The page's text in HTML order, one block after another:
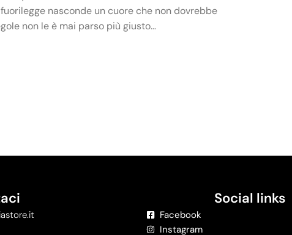
nasconde un cuore che non dovrebbe
non le è mai parso più giusto…
Social links
Facebook
Instagram